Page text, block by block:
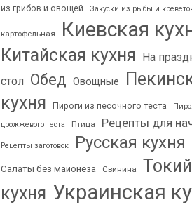
из грибов и овощей
Закуски из рыбы и
картофельная Киевская
Китайская кухня На
стол Обед Овощные
кухня
Пироги из песочного теста
дрожжевого теста
Птица Рецепты для
Рецепты заготовок Русская кухня
Салаты без майонеза Свинина
кухня Украинская